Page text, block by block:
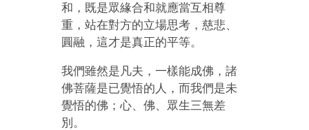
和，既是眾緣合和就應當互相尊
重，站在對方的立場思考，慈悲、
圓融，這才是真正的平等。
我們雖然是凡夫，一樣能成佛，諸
佛菩薩是已覺悟的人，而我們是未
覺悟的佛；心、佛、眾生三無差
別。